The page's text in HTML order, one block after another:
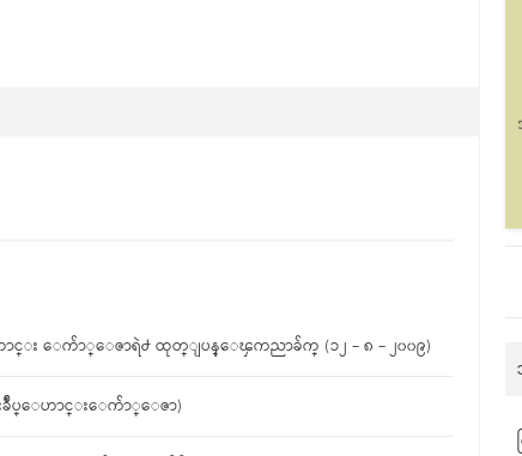
ာင္း ေက်ာ္ေဇာရဲ႕ ထုတ္ျပန္ေၾကညာခ်က္ (၁၂ – ၈ – ၂၀၀၉)
မွဴးခ်ဳပ္ေဟာင္းေက်ာ္ေဇာ)